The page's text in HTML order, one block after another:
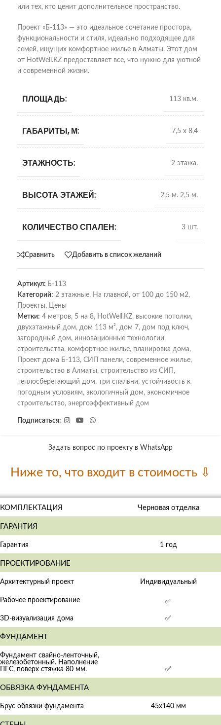
или тех, кто ценит дополнительное пространство.
Проект «Б-113» — это идеальное сочетание простора,
функциональности и стиля, идеально подходящее для
семей, ищущих комфортное жилье в Алматы. Этот дом
от HotWell.KZ предоставляет все, что нужно для уютной
и современной жизни.
ПЛОЩАДЬ: 113 кв.м.
ГАБАРИТЫ, М: 7,5 х 8,4
ЭТАЖНОСТЬ: 2 этажа.
ВЫСОТА ЭТАЖЕЙ: 2,5 м. 2,5 м.
КОЛИЧЕСТВО СПАЛЕН: 3 шт.
Сравнить Добавить в список желаний
Артикул: Б-113
Категорий: 2 этажные, На главной, от 100 до 150 м2,
Проекты, Цены
Метки: 4 метров, 5 на 8, HotWell.KZ, высокие потолки,
двухэтажный дом, дом 113 м², дом 7, дом под ключ,
загородный дом, инновационные технологии
строительства, комфортное жилье, планировка дома,
Проект дома Б-113, СИП панели, современное жилье,
строительство в Алматы, строительство из СИП ,
теплосберегающий дом, три спальни, устойчивость к
погодным условиям, экологичный дом, экономичное
строительство, энергоэффективный дом
Подписаться:
Задать вопрос по проекту в WhatsApp
Ниже то, что входит в стоимость ⇩
КОМПЛЕКТАЦИЯ Черновая отделка
ГАРАНТИЯ
Гарантия 1 год
ПРОЕКТИРОВАНИЕ
Архитектурный проект Индивидуальный
Рабочее проектирование ✅
3D-визуализация дома ✅
ФУНДАМЕНТ
Фундамент свайно-ленточный,
железобетонный. Наполнение
ПГС, поверх стяжка 80 мм.
✅
ОБВЯЗКА ФУНДАМЕНТА
Брус обвязки фундамента 45х140 мм